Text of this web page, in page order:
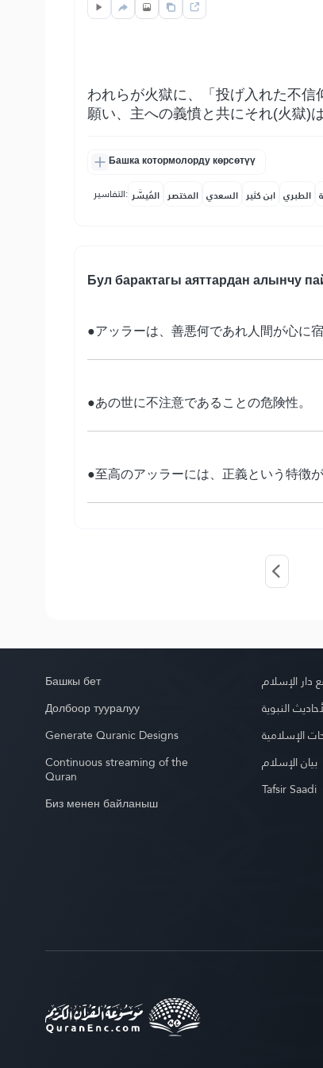
われらが火獄に、「投げ入れた不
願い、主への義憤と共にそれ(火獄)は
Башка котормолорду көрсөтүү
التفاسير: المُيسَّر المختصر السعدي ابن كثير الطبري
Бул барактагы аяттардан алынчу
●アッラーは、善悪何であれ人間が心に
●あの世に不注意であることの危険性。
●至高のアッラーには、正義という特徴が
Башкы бет
Долбоор тууралуу
Generate Quranic Designs
Continuous streaming of the
Quran
Биз менен байланыш
دار الإسلام
النبوية
الإسلامية
بيان الإسلام
Tafsir Saadi